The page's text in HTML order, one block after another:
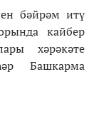
бәйрәм итү
кайбер
хәрәкәте
Башкарма